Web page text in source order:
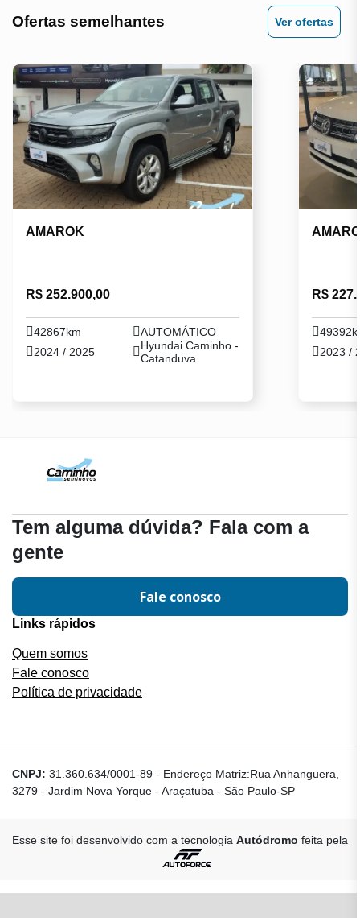
Ofertas semelhantes Ver ofertas
AMAROK
R$ 252.900,00
42867km
AUTOMÁTICO
2024 / 2025
Hyundai Caminho -
Catanduva
R$
2023 /
Tem alguma dúvida? Fala com a
gente
Fale conosco
Links rápidos
Quem somos
Fale conosco
Política de privacidade
CNPJ: 31.360.634/0001-89 - Endereço Matriz:Rua Anhanguera,
3279 - Jardim Nova Yorque - Araçatuba - São Paulo-SP
Esse site foi desenvolvido com a tecnologia Autódromo feita pela